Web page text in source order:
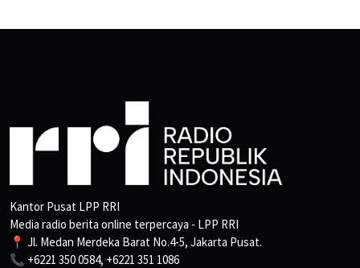
Kantor Pusat LPP RRI
Media radio berita online terpercaya - LPP RRI
📍 Jl. Medan Merdeka Barat No.4-5, Jakarta Pusat.
📞 +6221 350 0584, +6221 351 1086